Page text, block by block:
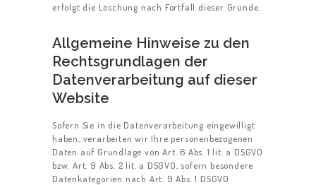
erfolgt die Löschung nach Fortfall dieser Gründe.
Allgemeine Hinweise zu den
Rechtsgrundlagen der
Datenverarbeitung auf dieser
Website
Sofern Sie in die Datenverarbeitung eingewilligt
haben, verarbeiten wir Ihre personenbezogenen
Daten auf Grundlage von Art. 6 Abs. 1 lit. a DSGVO
bzw. Art. 9 Abs. 2 lit. a DSGVO, sofern besondere
Datenkategorien nach Art. 9 Abs. 1 DSGVO